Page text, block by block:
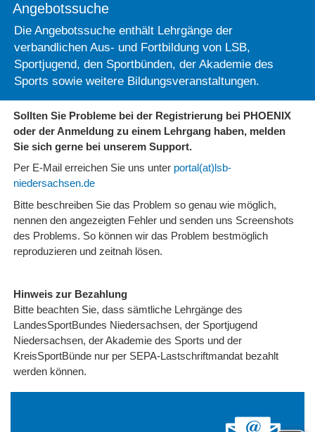
Angebotssuche
Die Angebotssuche enthält Lehrgänge der
verbandlichen Aus- und Fortbildung von LSB,
Sportjugend, den Sportbünden, der Akademie des
Sports sowie weitere Bildungsveranstaltungen.
Sollten Sie Probleme bei der Registrierung bei PHOENIX
oder der Anmeldung zu einem Lehrgang haben, melden
Sie sich gerne bei unserem Support.
Per E-Mail erreichen Sie uns unter portal(at)lsb-
niedersachsen.de
Bitte beschreiben Sie das Problem so genau wie möglich,
nennen den angezeigten Fehler und senden uns Screenshots
des Problems. So können wir das Problem bestmöglich
reproduzieren und zeitnah lösen.
Hinweis zur Bezahlung
Bitte beachten Sie, dass sämtliche Lehrgänge des
LandesSportBundes Niedersachsen, der Sportjugend
Niedersachsen, der Akademie des Sports und der
KreisSportBünde nur per SEPA-Lastschriftmandat bezahlt
werden können.